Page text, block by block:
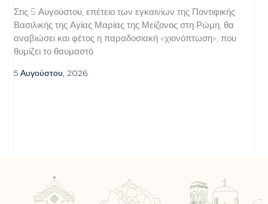
Στις 5 Αυγούστου, επέτειο των εγκαινίων της Ποντιφικής
Βασιλικής της Αγίας Μαρίας της Μείζονος στη Ρώμη, θα
αναβιώσει και φέτος η παραδοσιακή «χιονόπτωση», που
θυμίζει το θαυμαστό
5 Αυγούστου, 2026